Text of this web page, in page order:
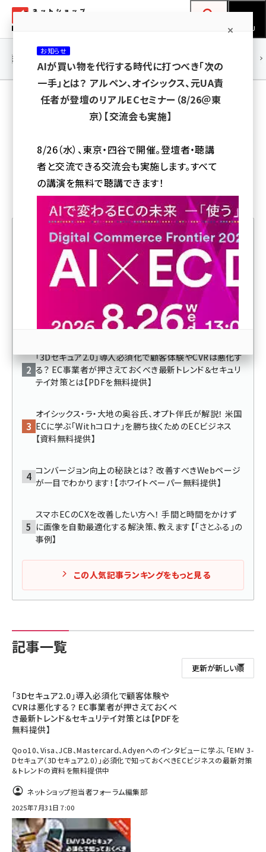
ン
ネットショップ担当者フォーラム
MENU
yahoo (1908)
楽天 (1876)
アスクル (1122)
base (1083)
ビィ・フォアード (781)
revico (744)
連載・特集 |
Impress Business Library
人気記事ランキング
100円ショップ「ダイソー」の消費者向け＆法人向けEC運
用の裏側＋「Shopify」活用法を学べる資料【PDFを無料
提供】
「3Dセキュア2.0」導入必須化で顧客体験やCVRは悪化す
る？ EC事業者が押さえておくべき最新トレンド＆セキュリ
テイ対策とは【PDFを無料提供】
オイシックス・ラ・大地の奥谷氏、オプト伴氏が解説！ 米国
ECに学ぶ「Withコロナ」を勝ち抜くためのECビジネス
【資料無料提供】
コンバージョン向上の秘訣とは？ 改善すべきWebページ
が一目でわかります！【ホワイトペーパー無料提供】
スマホECのCXを改善したい方へ！ 手間と時間をかけず
に画像を自動最適化する解決策、教えます【「さとふる」の
事例】
この人気記事ランキングをもっと見る
記事一覧
「3Dセキュア2.0」導入必須化で顧客体験や
CVRは悪化する？ EC事業者が押さえておくべ
き最新トレンド＆セキュリテイ対策とは【PDFを
無料提供】
Qoo10、Visa、JCB、Mastercard、Adyenへのインタビューに学ぶ、「EMV 3-
Dセキュア（3Dセキュア2.0）」必須化で知っておくべきECビジネスの最新対策
＆トレンドの資料を無料提供中
ネットショップ担当者フォーラム編集部
2025年7月31日 7:00
お知らせ
AIが買い物を代行する時代に打つべき「次の
一手」とは？ アルペン、オイシックス、元UA責
任者が登壇のリアルECセミナー（8/26＠東
京）【交流会も実施】
8/26（水）、東京・四谷で開催。登壇者・聴講
者と交流できる交流会も実施します。すべて
の講演を無料で聴講できます！